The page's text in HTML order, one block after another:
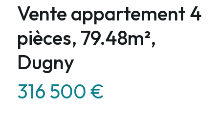
Vente appartement 4
pièces, 79.48m²,
Dugny
316 500 €